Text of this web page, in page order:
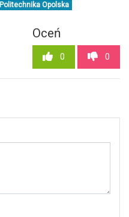
Politechnika Opolska
Oceń
0 0